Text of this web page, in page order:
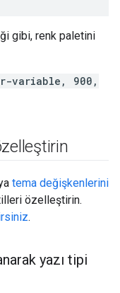
gibi, renk paletini
variable, 900,
tema değişkenlerini
özelleştirin.
.
yazı tipi